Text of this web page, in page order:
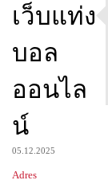
เว็บแท่ง
บอล
ออนไล
น์
05.12.2025
Adres